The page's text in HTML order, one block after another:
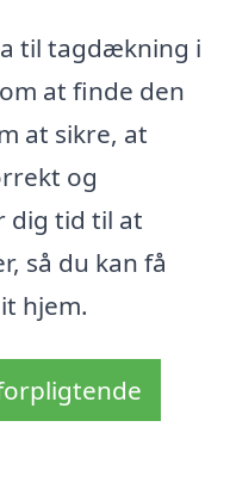
til tagdækning i
at finde den
at sikre, at
og
dig tid til at
så du kan få
hjem.